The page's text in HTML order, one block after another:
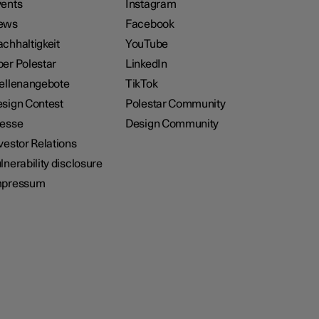
Polestar
Contest
Relations
disclosure
Instagram
Facebook
YouTube
LinkedIn
TikTok
Polestar Community
Design Community